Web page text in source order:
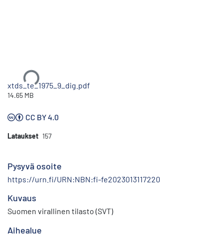
Ladataan...
xtds_te_1975_9_dig.pdf
14.65 MB
CC BY 4.0
Lataukset 157
Pysyvä osoite
https://urn.fi/URN:NBN:fi-fe2023013117220
Kuvaus
Suomen virallinen tilasto (SVT)
Aihealue